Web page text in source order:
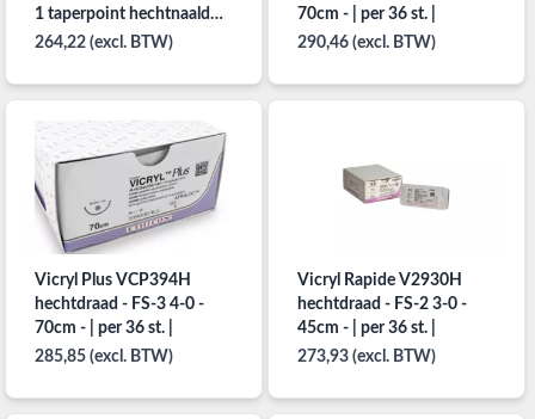
1 taperpoint hechtnaald
1/2 17mm per 36st.
264,22 (excl. BTW)
70cm - | per 36 st. |
290,46 (excl. BTW)
Vicryl Plus VCP394H
hechtdraad - FS-3 4-0 -
70cm - | per 36 st. |
285,85 (excl. BTW)
Vicryl Rapide V2930H
hechtdraad - FS-2 3-0 -
45cm - | per 36 st. |
273,93 (excl. BTW)